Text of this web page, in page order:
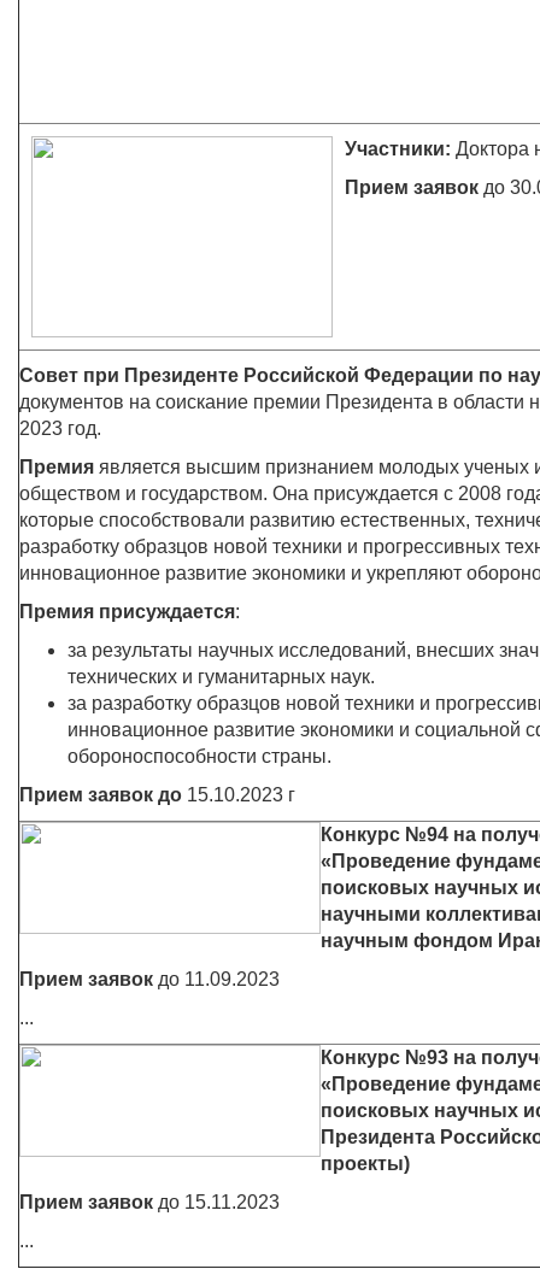
Участники: Доктора
Прием заявок до
Совет при Президенте Российской Федерации по
документов на соискание премии Президента в
2023 год.
Премия является высшим признанием молодых ученых
обществом и государством. Она присуждается с 2008
которые способствовали развитию естественных,
разработку образцов новой техники и прогрессивных
инновационное развитие экономики и укрепляют
Премия присуждается:
за результаты научных исследований, внесших
технических и гуманитарных наук.
за разработку образцов новой техники и
инновационное развитие экономики и социальной
обороноспособности страны.
Прием заявок до 15.10.2023 г
Конкурс №94 на
«Проведение
поисковых научных
научными
научным фондом
Прием заявок до 11.09.2023
...
Конкурс №93 на
«Проведение
поисковых научных
Президента
проекты)
Прием заявок до 15.11.2023
...